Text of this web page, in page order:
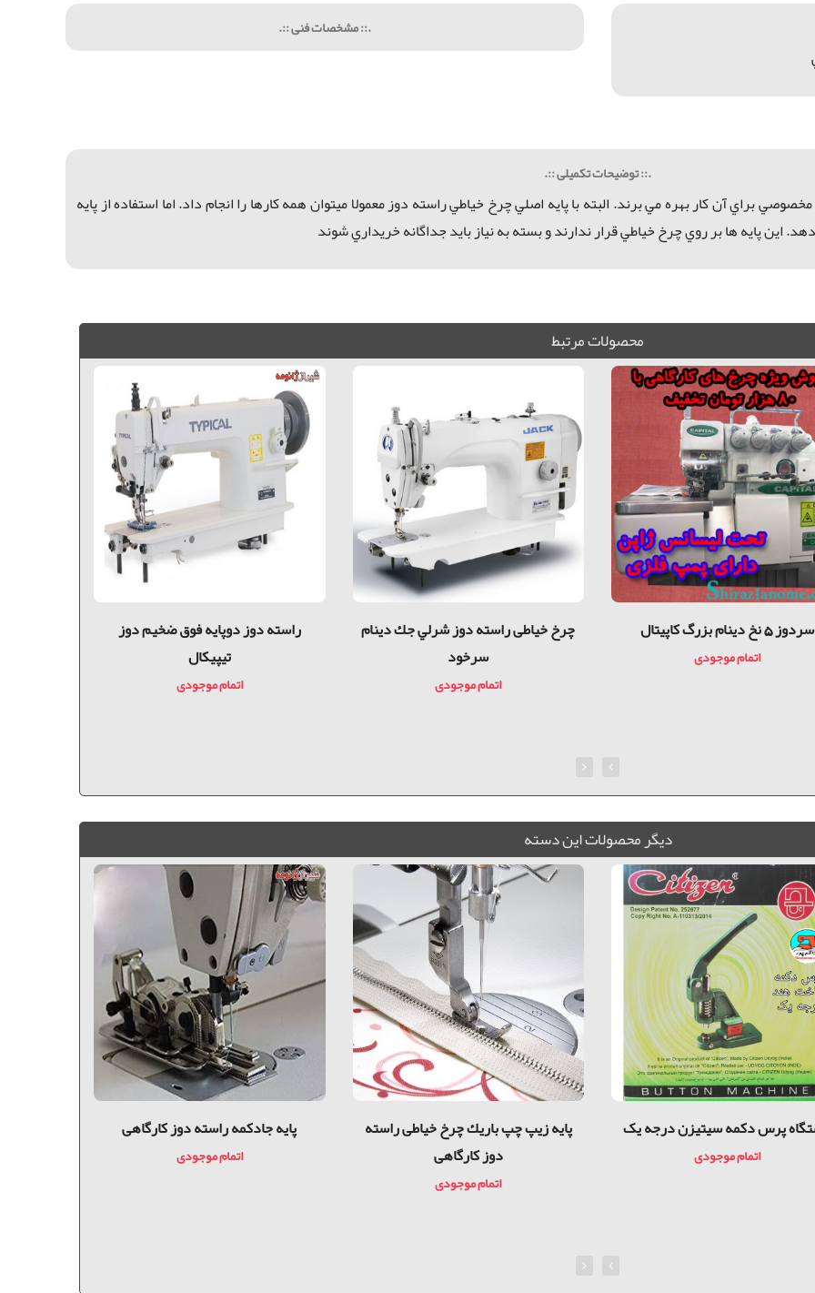
.:: مشخصات فنی ::.
.:: توضیحات تکمیلی ::.
براي آن كار بهره مي برند. البته باپایه اصليچرخ خياطي راسته دوز معمولا ميتوانهمه کارها را انجام داد. اما استفاده از پايه
اين پايه ها بر روي چرخ خياطي قرار ندارند و بسته به نياز بايد جداگانه خريداري شوند
محصولات مرتبط
راسته دوز دوپایه فوق ضخیم دوز
تیپیکال
اتمام موجودی
چرخ خیاطی راسته دوز شرلي جك دینام
سرخود
اتمام موجودی
سردوز 5 نخ دینام بزرگ کاپیتال
اتمام موجودی
ديگر محصولات اين دسته
پایه جادکمه راسته دوز کارگاهی
اتمام موجودی
پايه زيپ چپ باريك چرخ خیاطی راسته
دوز کارگاهی
اتمام موجودی
پرس دکمه سیتیزن درجه یک
اتمام موجودی